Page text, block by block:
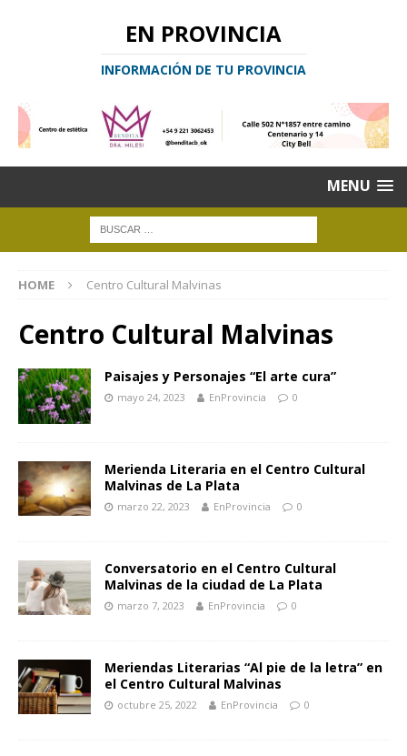
EN PROVINCIA
INFORMACIÓN DE TU PROVINCIA
MENU
HOME Centro Cultural Malvinas
Centro Cultural Malvinas
Paisajes y Personajes “El arte cura”
mayo 24, 2023 EnProvincia 0
Merienda Literaria en el Centro Cultural
Malvinas de La Plata
marzo 22, 2023 EnProvincia 0
Conversatorio en el Centro Cultural
Malvinas de la ciudad de La Plata
marzo 7, 2023 EnProvincia 0
Meriendas Literarias “Al pie de la letra” en
el Centro Cultural Malvinas
octubre 25, 2022 EnProvincia 0